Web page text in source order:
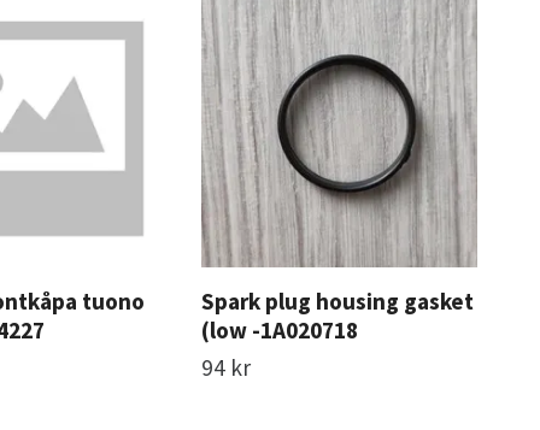
tuono
Spark plug housing gasket
(low -1A020718
94 kr